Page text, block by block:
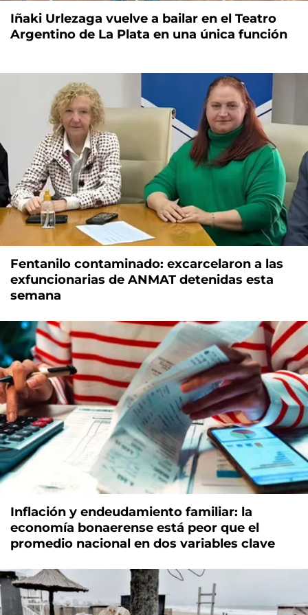
Iñaki Urlezaga vuelve a bailar en el Teatro
Argentino de La Plata en una única función
Fentanilo contaminado: excarcelaron a las
exfuncionarias de ANMAT detenidas esta
semana
Inflación y endeudamiento familiar: la
economía bonaerense está peor que el
promedio nacional en dos variables clave